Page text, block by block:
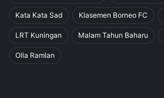
Kata Kata Sad Klasemen Borneo FC
LRT Kuningan Malam Tahun Baharu
Olla Ramlan